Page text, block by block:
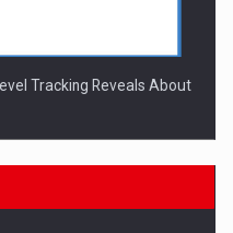
Tracking Reveals About